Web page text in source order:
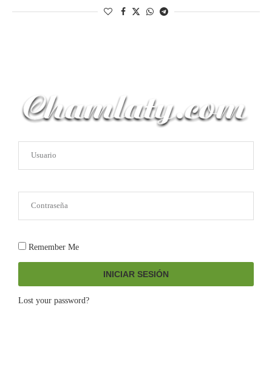
Remember Me
INICIAR SESIÓN
Lost your password?